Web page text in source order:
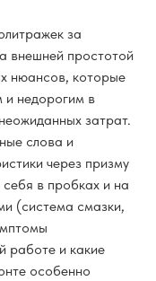
за
внешней простотой
нюансов, которые
недорогим в
затрат.
слова и
через призму
в пробках и на
(система смазки,
работе и какие
особенно